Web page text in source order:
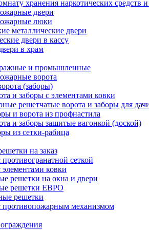
хранения наркотических
двери
люки
металлические двери
двери в кассу
в храм
и промышленные
ворота
(заборы)
и заборы с элементами ковки
решетчатые ворота и заборы для
и ворота из профнастила
и заборы зашитые вагонкой (доской)
из сетки-рабица
на заказ
сеткой
ковки
решетки на окна и двери
решетки ЕВРО
решетки
противопожарным механизмом